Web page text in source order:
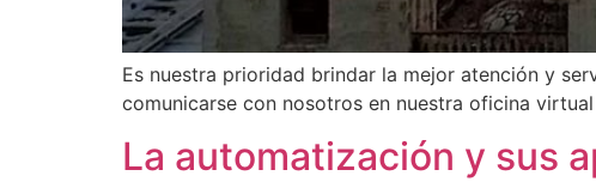
Es nuestra prioridad brindar la mejor atención y
comunicarse con nosotros en nuestra oficina
La automatización y sus